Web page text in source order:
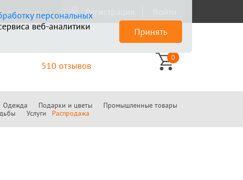
компанию Регистрация
510 отзывов
0
Одежда Подарки и цветы
Промышленные товары
Услуги Распродажа
персональных
веб-аналитики
Принять